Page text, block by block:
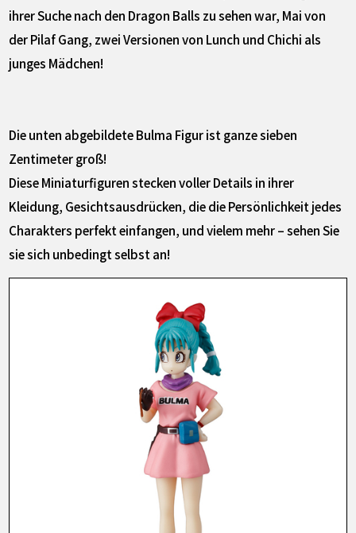
ihrer Suche nach den Dragon Balls zu sehen war, Mai von
der Pilaf Gang, zwei Versionen von Lunch und Chichi als
junges Mädchen!
Die unten abgebildete Bulma Figur ist ganze sieben
Zentimeter groß!
Diese Miniaturfiguren stecken voller Details in ihrer
Kleidung, Gesichtsausdrücken, die die Persönlichkeit jedes
Charakters perfekt einfangen, und vielem mehr – sehen Sie
sie sich unbedingt selbst an!